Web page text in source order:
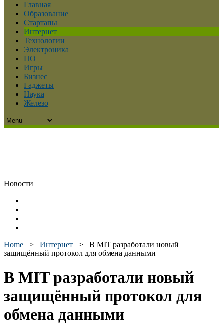
Главная
Образование
Стартапы
Интернет
Технологии
Электроника
ПО
Игры
Бизнес
Гаджеты
Наука
Железо
Новости
Home > Интернет > В MIT разработали новый
защищённый протокол для обмена данными
В MIT разработали новый
защищённый протокол для
обмена данными